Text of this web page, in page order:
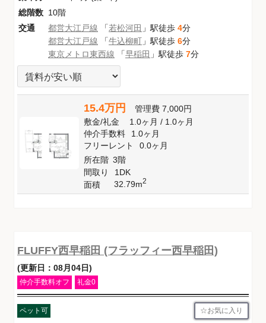
総階数 10階
交通
都営大江戸線 「若松河田 」駅徒歩 4分
都営大江戸線 「牛込柳町 」駅徒歩 6分
東京メトロ東西線 「早稲田 」駅徒歩 7分
15.4万円 管理費 7,000円
敷金/礼金 1.0ヶ月/ 1.0ヶ月
仲介手数料
1.0ヶ月
フリーレント
0.0ヶ月
所在階 3階
間取り
1DK
面積
32.79m2
FLUFFY西早稲田 (フラッフィー西早稲田)
(更新日：08月04日)
仲介手数料オフ 礼金0
ペット可 お気に入り